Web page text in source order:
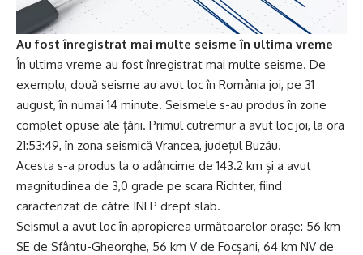
Au fost înregistrat mai multe seisme în ultima vreme
În ultima vreme au fost înregistrat mai multe seisme. De
exemplu, două seisme au avut loc în România joi, pe 31
august, în numai 14 minute. Seismele s-au produs în zone
complet opuse ale țării. Primul cutremur a avut loc joi, la ora
21:53:49, în zona seismică Vrancea, județul Buzău.
Acesta s-a produs la o adâncime de 143.2 km și a avut
magnitudinea de 3,0 grade pe scara Richter, fiind
caracterizat de către INFP drept slab.
Seismul a avut loc în apropierea următoarelor orașe: 56 km
SE de Sfântu-Gheorghe, 56 km V de Focșani, 64 km NV de